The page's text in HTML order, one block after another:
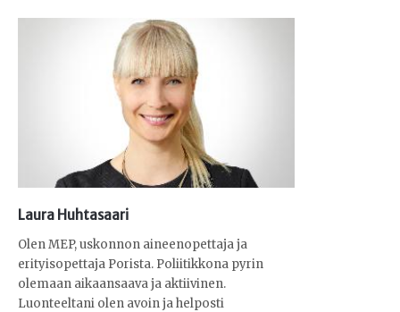
Laura Huhtasaari
Olen MEP, uskonnon aineenopettaja ja
erityisopettaja Porista. Poliitikkona pyrin
olemaan aikaansaava ja aktiivinen.
Luonteeltani olen avoin ja helposti